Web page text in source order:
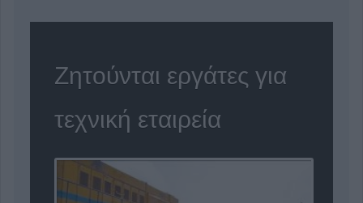
Ζητούνται εργάτες για
τεχνική εταιρεία